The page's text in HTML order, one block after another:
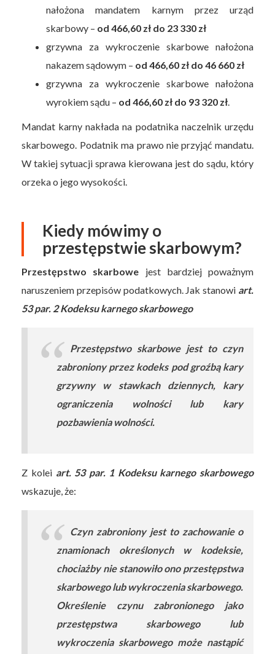
nałożona mandatem karnym przez urząd
skarbowy – od 466,60 zł do 23 330 zł
grzywna za wykroczenie skarbowe nałożona
nakazem sądowym – od 466,60 zł do 46 660 zł
grzywna za wykroczenie skarbowe nałożona
wyrokiem sądu – od 466,60 zł do 93 320 zł.
Mandat karny nakłada na podatnika naczelnik urzędu
skarbowego. Podatnik ma prawo nie przyjąć mandatu.
W takiej sytuacji sprawa kierowana jest do sądu, który
orzeka o jego wysokości.
Kiedy mówimy o
przestępstwie skarbowym?
Przestępstwo skarbowe jest bardziej poważnym
naruszeniem przepisów podatkowych. Jak stanowi art.
53 par. 2 Kodeksu karnego skarbowego
Przestępstwo skarbowe jest to czyn
zabroniony przez kodeks pod groźbą kary
grzywny w stawkach dziennych, kary
ograniczenia wolności lub kary
pozbawienia wolności.
Z kolei art. 53 par. 1 Kodeksu karnego skarbowego
wskazuje, że:
Czyn zabroniony jest to zachowanie o
znamionach określonych w kodeksie,
chociażby nie stanowiło ono przestępstwa
skarbowego lub wykroczenia skarbowego.
Określenie czynu zabronionego jako
przestępstwa skarbowego lub
wykroczenia skarbowego może nastąpić